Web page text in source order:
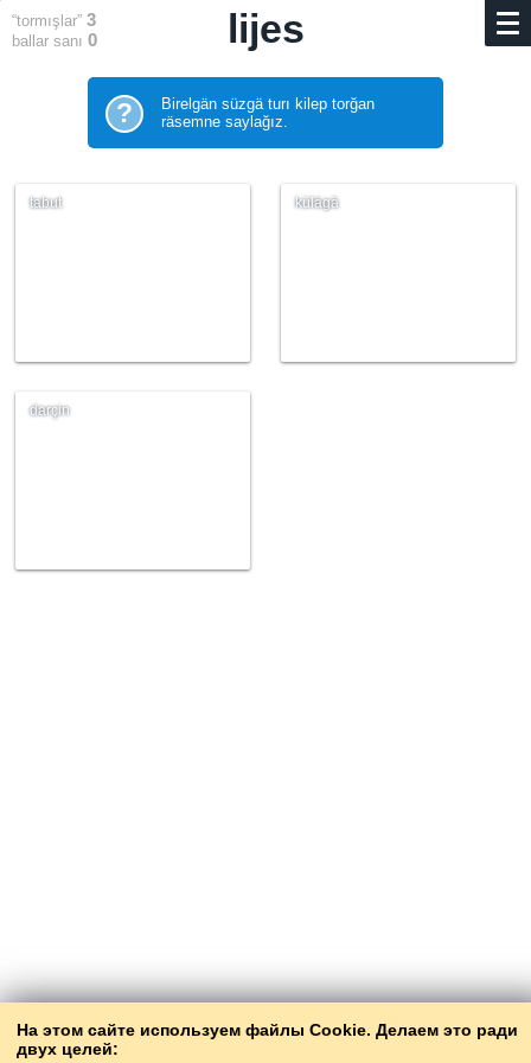
На этом сайте используем файлы Cookie. Делаем это ради
двух целей:
“tormışlar” 3
ballar sanı 0 lijes
?
Birelgän süzgä turı kilep torğan
räsemne saylağız.
tabut külägä
darçin